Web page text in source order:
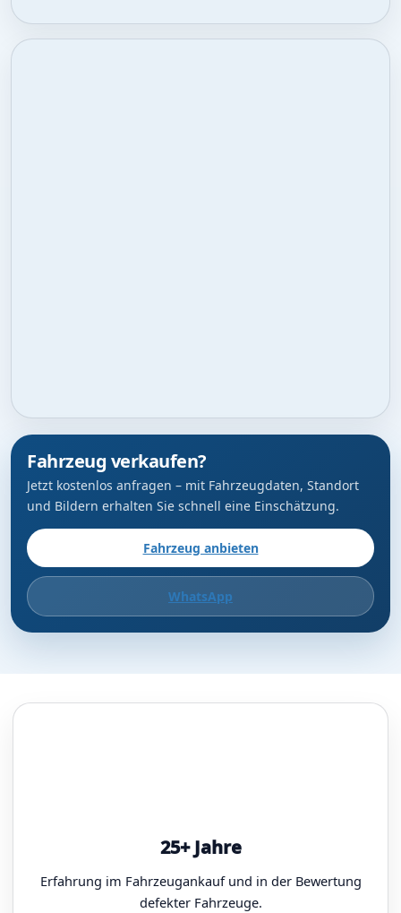
Fahrzeug verkaufen?
Jetzt kostenlos anfragen – mit Fahrzeugdaten, Standort
und Bildern erhalten Sie schnell eine Einschätzung.
Fahrzeug anbieten
WhatsApp
25+ Jahre
Erfahrung im Fahrzeugankauf und in der Bewertung
defekter Fahrzeuge.